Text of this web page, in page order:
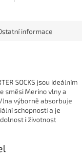
informace
SOCKS jsou ideálním
směsi Merino vlny a
výborně absorbuje
schopnosti a je
i životnost